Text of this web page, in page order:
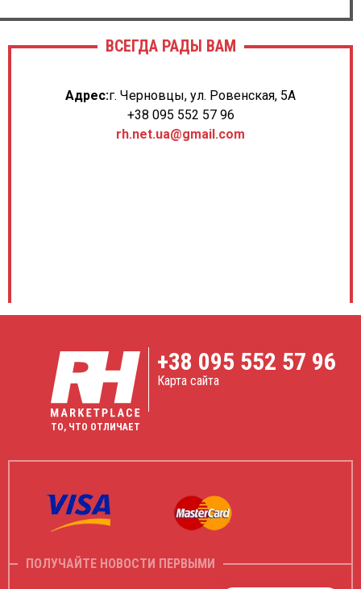
ВСЕГДА РАДЫ ВАМ
Адрес:г. Черновцы, ул. Ровенская, 5А
+38 095 552 57 96
rh.net.ua@gmail.com
ТО, ЧТО ОТЛИЧАЕТ
+38 095 552 57 96
Карта сайта
ПОЛУЧАЙТЕ НОВОСТИ ПЕРВЫМИ